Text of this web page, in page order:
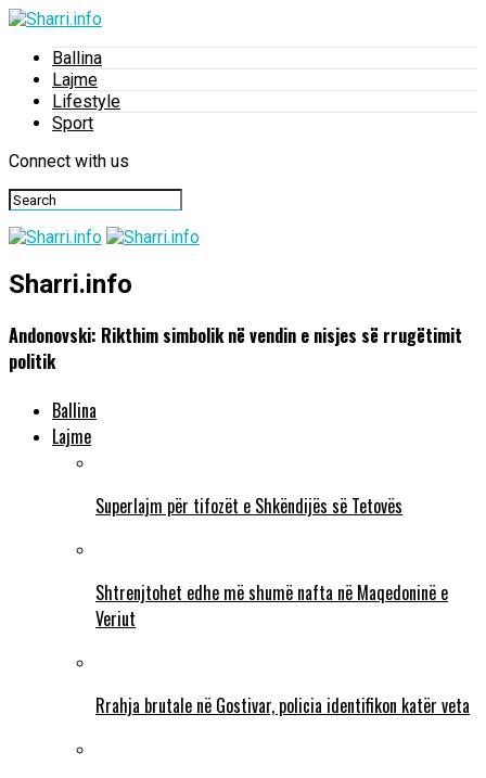
Ballina
Lajme
Lifestyle
Sport
Connect with us
Sharri.info
Andonovski: Rikthim simbolik në vendin e nisjes së rrugëtimit
politik
Ballina
Lajme
Superlajm për tifozët e Shkëndijës së Tetovës
Shtrenjtohet edhe më shumë nafta në Maqedoninë e
Veriut
Rrahja brutale në Gostivar, policia identifikon katër veta